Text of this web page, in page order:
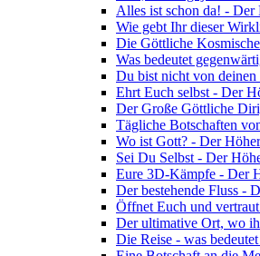
Alles ist schon da! -
Wie gebt Ihr dieser
Die Göttliche
Was bedeutet
Du bist nicht von
Ehrt Euch selbst - Der
Der Große Göttliche
Tägliche Botschaften
Wo ist Gott? - Der
Sei Du Selbst - Der
Eure 3D-Kämpfe - Der
Der bestehende Fluss -
Öffnet Euch und
Der ultimative Ort, wo
Die Reise - was